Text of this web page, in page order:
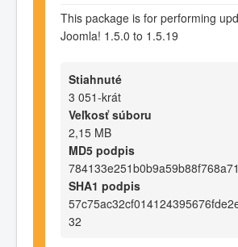
This package is for performing
Joomla! 1.5.0 to 1.5.19
Stiahnuté
3 051-krát
Veľkosť súboru
2,15 MB
MD5 podpis
SHA1 podpis
32